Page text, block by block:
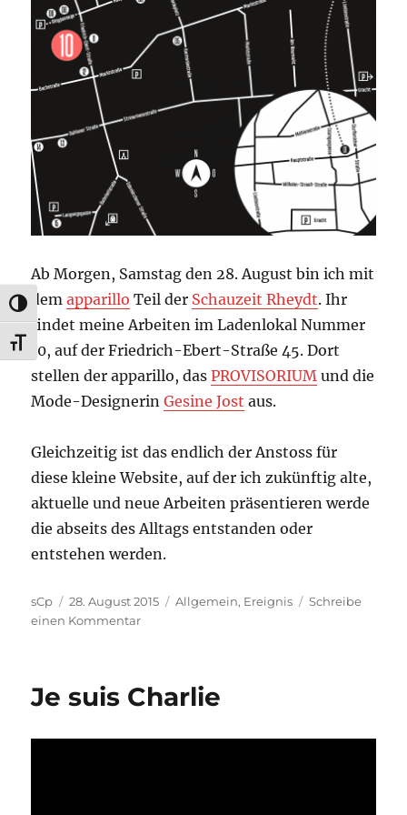
UMSCHALTEN AUF HOHE KONTRASTE
SCHRIFT VERGRÖSSERN
Ab Morgen, Samstag den 28. August bin ich mit
demapparillo Teil der Schauzeit Rheydt. Ihr
findet meine Arbeiten im Ladenlokal Nummer
10, auf der Friedrich-Ebert-Straße 45. Dort
stellen der apparillo, dasPROVISORIUM und die
Mode-DesignerinGesine Jost aus.
Gleichzeitig ist das endlich der Anstoss für
diese kleine Website, auf der ich zukünftig alte,
aktuelle und neue Arbeiten präsentieren werde
die abseits des Alltags entstanden oder
entstehen werden.
Autor
sCp
Veröffentlicht
am
28. August 2015 Kategorien
Allgemein, Ereignis
Schreibe
einen Kommentarzu
Rheydt
Je suis Charlie